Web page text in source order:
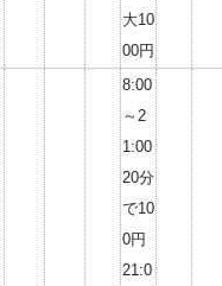
大10
00円
8:00
～2
1:00
20分
で10
0円
21:0